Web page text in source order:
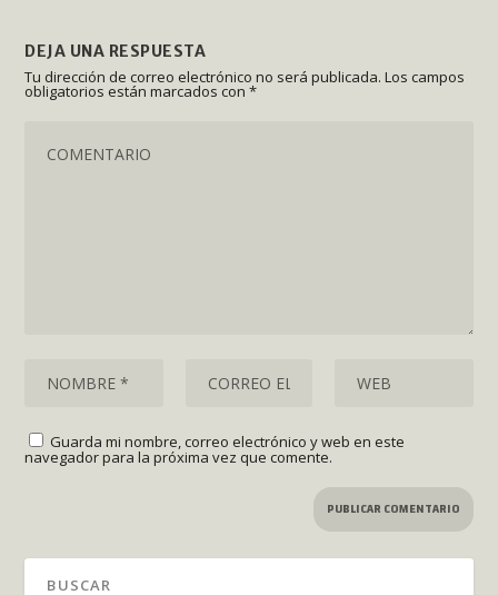
DEJA UNA RESPUESTA
Tu dirección de correo electrónico no será publicada. Los campos
obligatorios están marcados con*
Guarda mi nombre, correo electrónico y web en este
navegador para la próxima vez que comente.